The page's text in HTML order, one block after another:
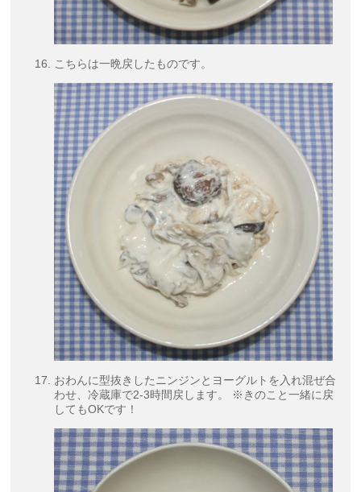
こちらは一晩戻したものです。
おわんに型抜きしたニンジンとヨーグルトを入れ混ぜ合
わせ、冷蔵庫で2-3時間戻します。 ※きのこと一緒に戻
してもOKです！